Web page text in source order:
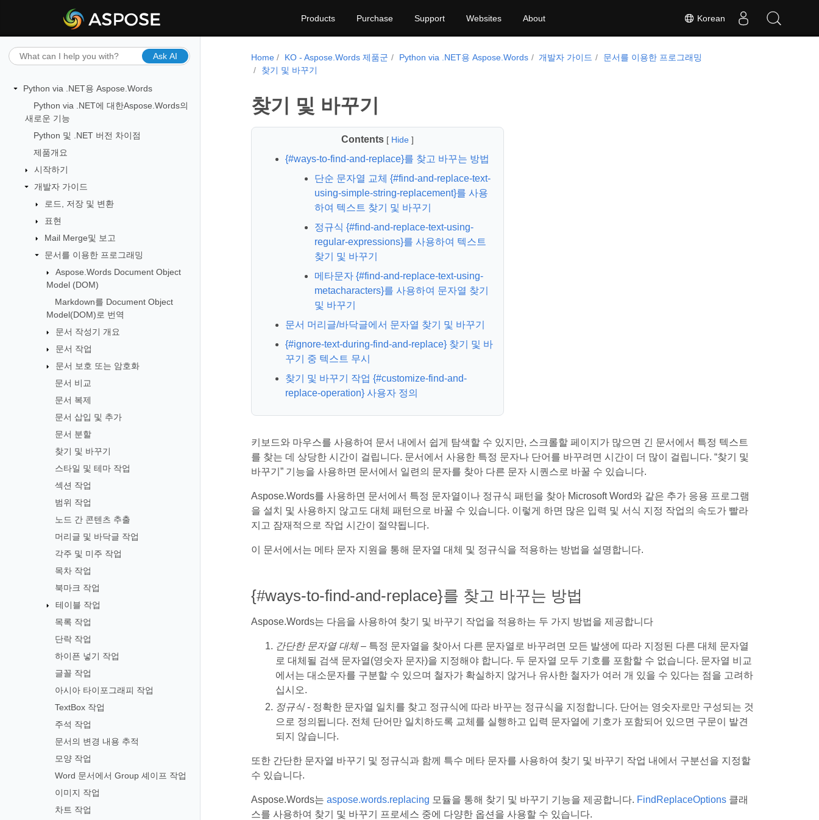
Korean
Products Purchase Support Websites About
Ask AI
Python via .NET용 Aspose.Words
Python via .NET에 대한Aspose.Words의
새로운 기능
Python 및 .NET 버전 차이점
제품개요
시작하기
개발자 가이드
로드, 저장 및 변환
표현
Mail Merge및 보고
문서를 이용한 프로그래밍
Aspose.Words Document Object
Model (DOM)
Markdown를 Document Object
Model(DOM)로 번역
문서 작성기 개요
문서 작업
문서 보호 또는 암호화
문서 비교
문서 복제
문서 삽입 및 추가
문서 분할
찾기 및 바꾸기
스타일 및 테마 작업
섹션 작업
범위 작업
노드 간 콘텐츠 추출
머리글 및 바닥글 작업
각주 및 미주 작업
목차 작업
북마크 작업
테이블 작업
목록 작업
단락 작업
하이픈 넣기 작업
글꼴 작업
아시아 타이포그래피 작업
TextBox 작업
주석 작업
문서의 변경 내용 추적
모양 작업
Word 문서에서 Group 셰이프 작업
이미지 작업
차트 작업
Home KO - Aspose.Words 제품군 Python via .NET용 Aspose.Words 개발자 가이드
문서를 이용한 프로그래밍
찾기 및 바꾸기
찾기 및 바꾸기
Contents[ Hide ]
{#ways-to-find-and-replace}를 찾고 바꾸는 방법
단순 문자열 교체 {#find-and-replace-text-
using-simple-string-replacement}를 사용
하여 텍스트 찾기 및 바꾸기
정규식 {#find-and-replace-text-using-
regular-expressions}를 사용하여 텍스트
찾기 및 바꾸기
메타문자 {#find-and-replace-text-using-
metacharacters}를 사용하여 문자열 찾기
및 바꾸기
문서 머리글/바닥글에서 문자열 찾기 및 바꾸기
{#ignore-text-during-find-and-replace} 찾기 및 바
꾸기 중 텍스트 무시
찾기 및 바꾸기 작업 {#customize-find-and-
replace-operation} 사용자 정의
키보드와 마우스를 사용하여 문서 내에서 쉽게 탐색할 수 있지만, 스크롤할 페이지가 많으면 긴 문서에서 특정 텍스트
를 찾는 데 상당한 시간이 걸립니다. 문서에서 사용한 특정 문자나 단어를 바꾸려면 시간이 더 많이 걸립니다. “찾기 및
바꾸기” 기능을 사용하면 문서에서 일련의 문자를 찾아 다른 문자 시퀀스로 바꿀 수 있습니다.
Aspose.Words를 사용하면 문서에서 특정 문자열이나 정규식 패턴을 찾아 Microsoft Word와 같은 추가 응용 프로그램
을 설치 및 사용하지 않고도 대체 패턴으로 바꿀 수 있습니다. 이렇게 하면 많은 입력 및 서식 지정 작업의 속도가 빨라
지고 잠재적으로 작업 시간이 절약됩니다.
이 문서에서는 메타 문자 지원을 통해 문자열 대체 및 정규식을 적용하는 방법을 설명합니다.
{#ways-to-find-and-replace}를 찾고 바꾸는 방법
Aspose.Words는 다음을 사용하여 찾기 및 바꾸기 작업을 적용하는 두 가지 방법을 제공합니다
간단한 문자열 대체– 특정 문자열을 찾아서 다른 문자열로 바꾸려면 모든 발생에 따라 지정된 다른 대체 문자열
로 대체될 검색 문자열(영숫자 문자)을 지정해야 합니다. 두 문자열 모두 기호를 포함할 수 없습니다. 문자열 비교
에서는 대소문자를 구분할 수 있으며 철자가 확실하지 않거나 유사한 철자가 여러 개 있을 수 있다는 점을 고려하
십시오.
정규식- 정확한 문자열 일치를 찾고 정규식에 따라 바꾸는 정규식을 지정합니다. 단어는 영숫자로만 구성되는 것
으로 정의됩니다. 전체 단어만 일치하도록 교체를 실행하고 입력 문자열에 기호가 포함되어 있으면 구문이 발견
되지 않습니다.
또한 간단한 문자열 바꾸기 및 정규식과 함께 특수 메타 문자를 사용하여 찾기 및 바꾸기 작업 내에서 구분선을 지정할
수 있습니다.
Aspose.Words는 aspose.words.replacing 모듈을 통해 찾기 및 바꾸기 기능을 제공합니다. FindReplaceOptions클래
스를 사용하여 찾기 및 바꾸기 프로세스 중에 다양한 옵션을 사용할 수 있습니다.